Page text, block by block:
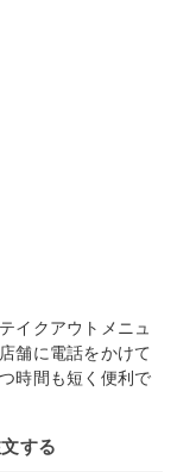
イクアウトメニュ
舗に電話をかけて
時間も短く便利で
する